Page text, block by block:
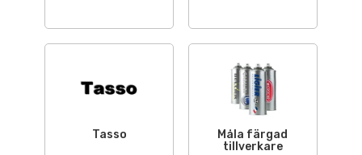
Tasso
Måla färgad
tillverkare